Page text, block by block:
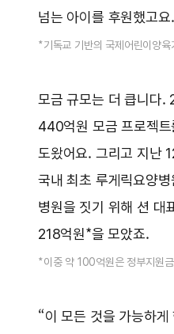
넘는 아이를 후원했고요.
*기독교 기반의 국제어린이양육
모금 규모는 더 큽니다.
440억원 모금 프로젝
도왔어요. 그리고 지난
국내 최초 루게릭요양
병원을 짓기 위해 션 대
218억원*을 모았죠.
*이중 약 100억원은 정부지원
“이 모든 것을 가능하게